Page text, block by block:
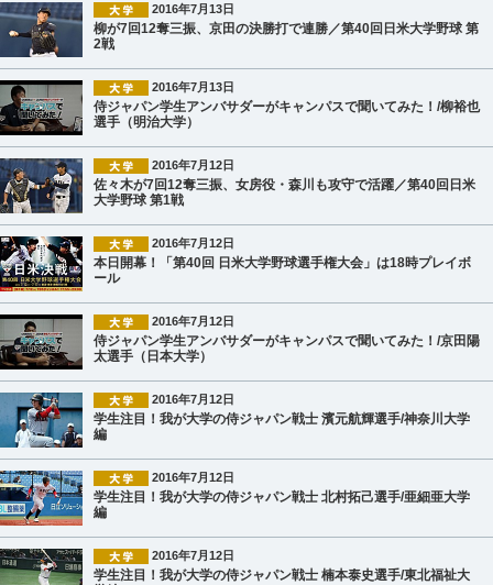
2016年7月13日
柳が7回12奪三振、京田の決勝打で連勝／第40回日米大学野球 第
2戦
2016年7月13日
侍ジャパン学生アンバサダーがキャンパスで聞いてみた！/柳裕也
選手（明治大学）
2016年7月12日
佐々木が7回12奪三振、女房役・森川も攻守で活躍／第40回日米
大学野球 第1戦
2016年7月12日
本日開幕！「第40回 日米大学野球選手権大会」は18時プレイボ
ール
2016年7月12日
侍ジャパン学生アンバサダーがキャンパスで聞いてみた！/京田陽
太選手（日本大学）
2016年7月12日
学生注目！我が大学の侍ジャパン戦士 濱元航輝選手/神奈川大学
編
2016年7月12日
学生注目！我が大学の侍ジャパン戦士 北村拓己選手/亜細亜大学
編
2016年7月12日
学生注目！我が大学の侍ジャパン戦士 楠本泰史選手/東北福祉大